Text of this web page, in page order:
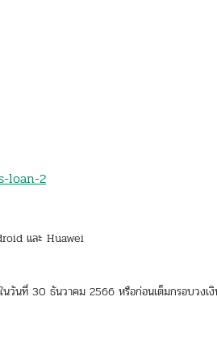
loan-2
และ Huawei
นวันที่ 30 ธันวาคม 2566 หรือก่อนเต็มกรอบวงเ